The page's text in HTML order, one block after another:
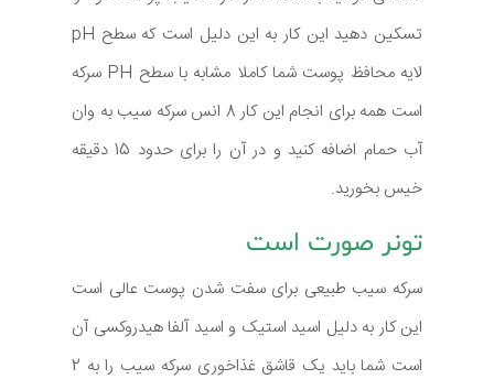
تسکین دهید این کار به این دلیل است که سطح pH
لایه محافظ پوست شما کاملا مشابه با سطح PH سرکه
است همه برای انجام این کار 8 انس سرکه سیب به وان
آب حمام اضافه کنید و در آن را برای حدود 15 دقیقه
خیس بخورید.
تونر صورت است
سرکه سیب طبیعی برای سفت شدن پوست عالی است
این کار به دلیل اسید استیک و اسید آلفا هیدروکسی آن
است شما باید یک قاشق غذاخوری سرکه سیب را به 2